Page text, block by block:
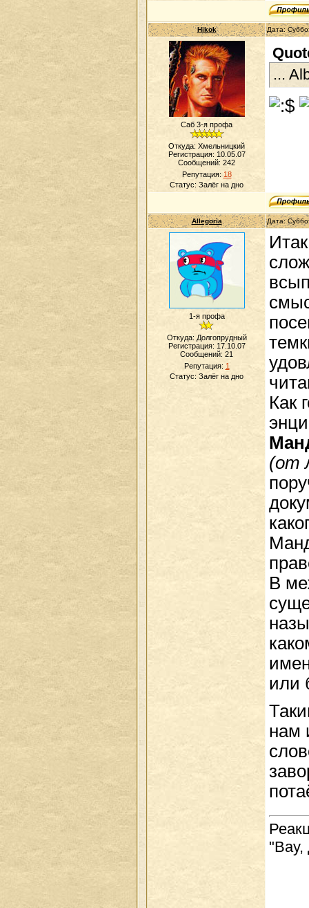
Hikok Дата:
Саб 3-я профа
Откуда: Хмельницкий
Регистрация: 10.05.07
Сообщений: 242
Репутация: 18
Статус: Залёг на дно
...
Allegoria Дата:
1-я профа
Откуда: Долгопрудный
Регистрация: 17.10.07
Сообщений: 21
Репутация: 1
Статус: Залёг на дно
Как
(от
В
или
нам
"Вау,